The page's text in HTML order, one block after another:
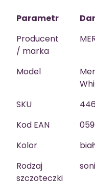
Parametr
Producent
/ marka
Model
SKU
Kod EAN
Kolor
Rodzaj
szczoteczki